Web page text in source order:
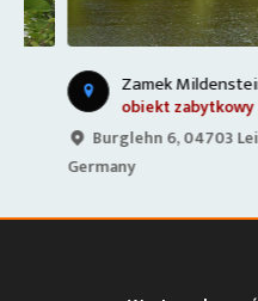
obiekt zabytkowy
Burglehn 6, 04703 Leisnig,
Germany